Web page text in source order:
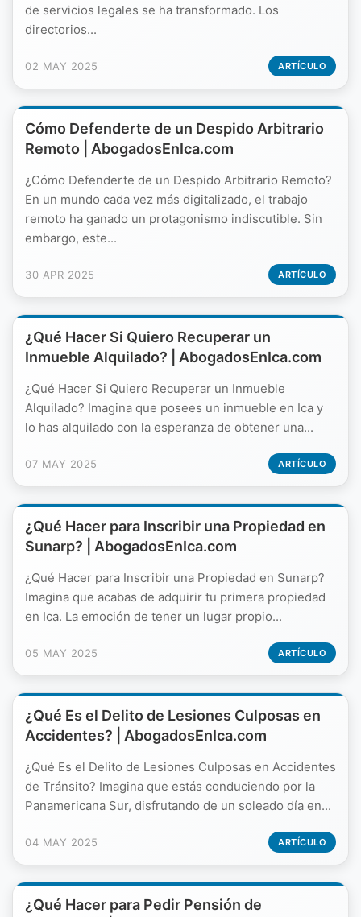
de servicios legales se ha transformado. Los
directorios...
02 MAY 2025 ARTÍCULO
Cómo Defenderte de un Despido Arbitrario
Remoto | AbogadosEnIca.com
¿Cómo Defenderte de un Despido Arbitrario Remoto?
En un mundo cada vez más digitalizado, el trabajo
remoto ha ganado un protagonismo indiscutible. Sin
embargo, este...
30 APR 2025 ARTÍCULO
¿Qué Hacer Si Quiero Recuperar un
Inmueble Alquilado? | AbogadosEnIca.com
¿Qué Hacer Si Quiero Recuperar un Inmueble
Alquilado? Imagina que posees un inmueble en Ica y
lo has alquilado con la esperanza de obtener una...
07 MAY 2025 ARTÍCULO
¿Qué Hacer para Inscribir una Propiedad en
Sunarp? | AbogadosEnIca.com
¿Qué Hacer para Inscribir una Propiedad en Sunarp?
Imagina que acabas de adquirir tu primera propiedad
en Ica. La emoción de tener un lugar propio...
05 MAY 2025 ARTÍCULO
¿Qué Es el Delito de Lesiones Culposas en
Accidentes? | AbogadosEnIca.com
¿Qué Es el Delito de Lesiones Culposas en Accidentes
de Tránsito? Imagina que estás conduciendo por la
Panamericana Sur, disfrutando de un soleado día en...
04 MAY 2025 ARTÍCULO
¿Qué Hacer para Pedir Pensión de